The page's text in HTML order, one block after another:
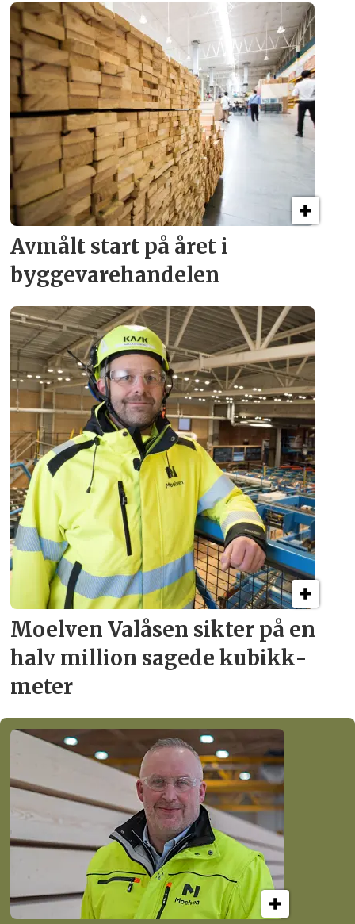
Avmålt start på året i
byggevare­handelen
Moelven Valåsen sikter på en
halv million sagede kubikk­
meter